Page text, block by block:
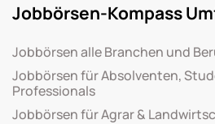
Jobbörsen-Kompass
Jobbörsen alle Branchen und
Jobbörsen für Absolventen,
Professionals
Jobbörsen für Agrar &